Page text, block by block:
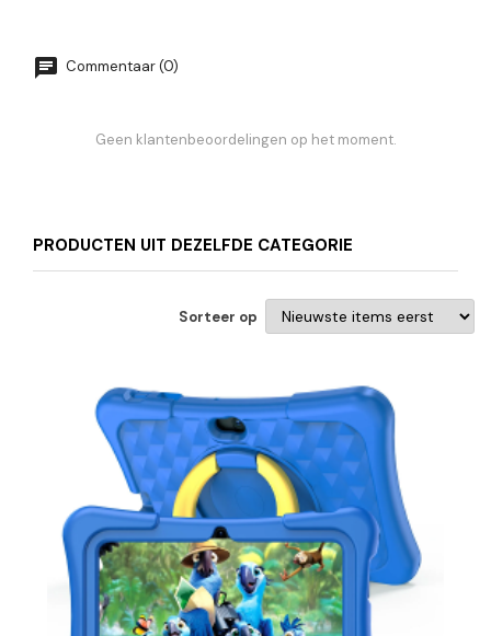
Commentaar (0)
Geen klantenbeoordelingen op het moment.
PRODUCTEN UIT DEZELFDE CATEGORIE
Sorteer op